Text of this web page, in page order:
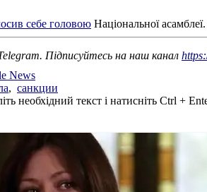
себе головою Національної
Підписуйтесь на наш канал
News
, санкции
необхідний текст і натисніть Ctrl +